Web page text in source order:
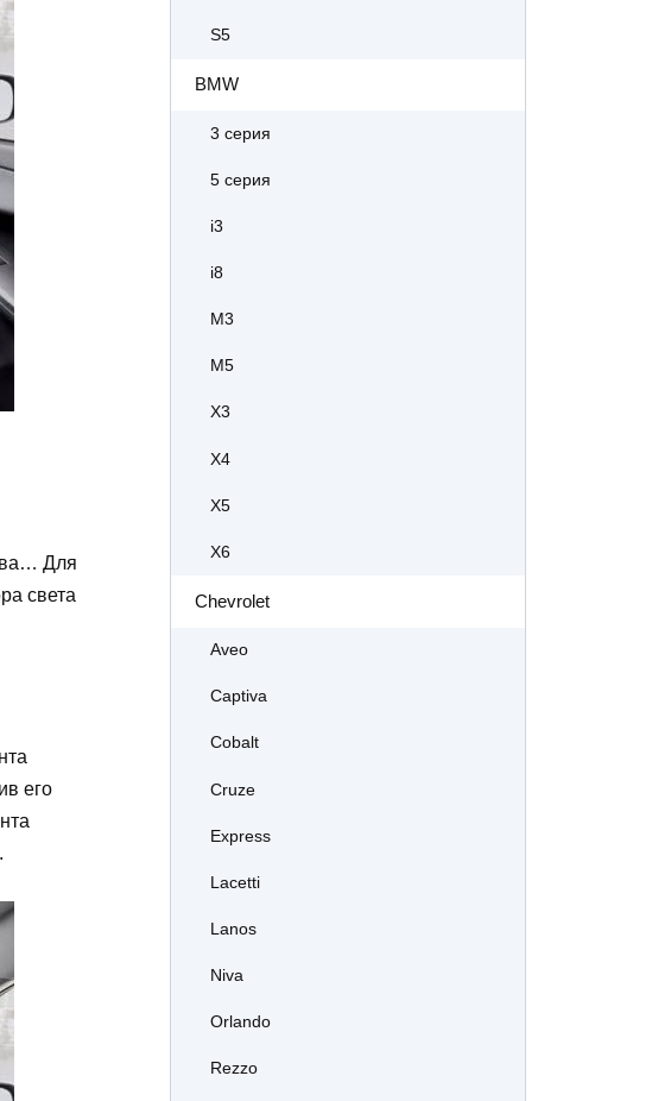
Для
света
его
S5
BMW
3 серия
5 серия
i3
i8
M3
M5
X3
X4
X5
X6
Chevrolet
Aveo
Captiva
Cobalt
Cruze
Express
Lacetti
Lanos
Niva
Orlando
Rezzo